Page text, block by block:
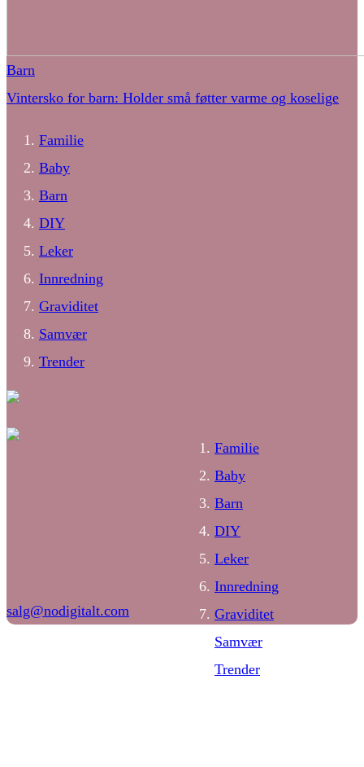
Barn
Vintersko for barn: Holder små føtter varme og koselige
Familie
Baby
Barn
DIY
Leker
Innredning
Graviditet
Samvær
Trender
Familie
Baby
Barn
DIY
Leker
Innredning
Graviditet
Samvær
Trender
salg@nodigitalt.com